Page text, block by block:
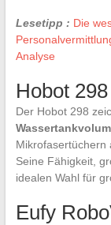
Lesetipp : Die
Analyse
Hobot 298
Der Hobot 298
Mikrofasertüchern
Seine Fähigkeit,
idealen Wahl für
Eufy